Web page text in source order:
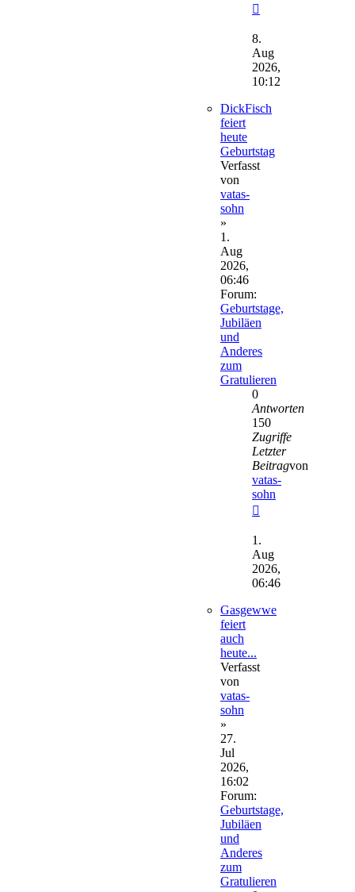
Beitrag
8.
Aug
2026,
10:12
DickFisch
feiert
heute
Geburtstag
Verfasst
von
vatas-
sohn
»
1.
Aug
2026,
06:46
Forum:
Geburtstage,
Jubiläen
und
Anderes
zum
Gratulieren
0
Antworten
150
Zugriffe
Letzter
Beitragvon
vatas-
sohn
Beitrag
1.
Aug
2026,
06:46
Gasgewwe
feiert
auch
heute...
Verfasst
von
vatas-
sohn
»
27.
Jul
2026,
16:02
Forum:
Geburtstage,
Jubiläen
und
Anderes
zum
Gratulieren